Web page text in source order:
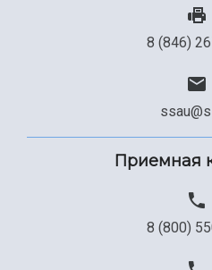
Сведения об
Официальные
8 (846)
Приемная
8 (800)